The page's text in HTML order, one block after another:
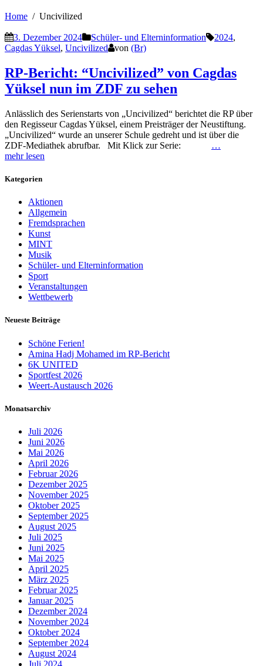
Home Uncivilized
3. Dezember 2024 Schüler- und Elterninformation 2024,
Cagdas Yüksel, Uncivilized von (Br)
RP-Bericht: “Uncivilized” von Cagdas
Yüksel nun im ZDF zu sehen
Anlässlich des Serienstarts von „Uncivilized“ berichtet die RP über
den Regisseur Cagdas Yüksel, einem Preisträger der Neustiftung.
„Uncivilized“ wurde an unserer Schule gedreht und ist über die
ZDF-Mediathek abrufbar. Mit Klick zur Serie: …
mehr lesen
Kategorien
Aktionen
Allgemein
Fremdsprachen
Kunst
MINT
Musik
Schüler- und Elterninformation
Sport
Veranstaltungen
Wettbewerb
Neueste Beiträge
Schöne Ferien!
Amina Hadj Mohamed im RP-Bericht
6K UNITED
Sportfest 2026
Weert-Austausch 2026
Monatsarchiv
Juli 2026
Juni 2026
Mai 2026
April 2026
Februar 2026
Dezember 2025
November 2025
Oktober 2025
September 2025
August 2025
Juli 2025
Juni 2025
Mai 2025
April 2025
März 2025
Februar 2025
Januar 2025
Dezember 2024
November 2024
Oktober 2024
September 2024
August 2024
Juli 2024